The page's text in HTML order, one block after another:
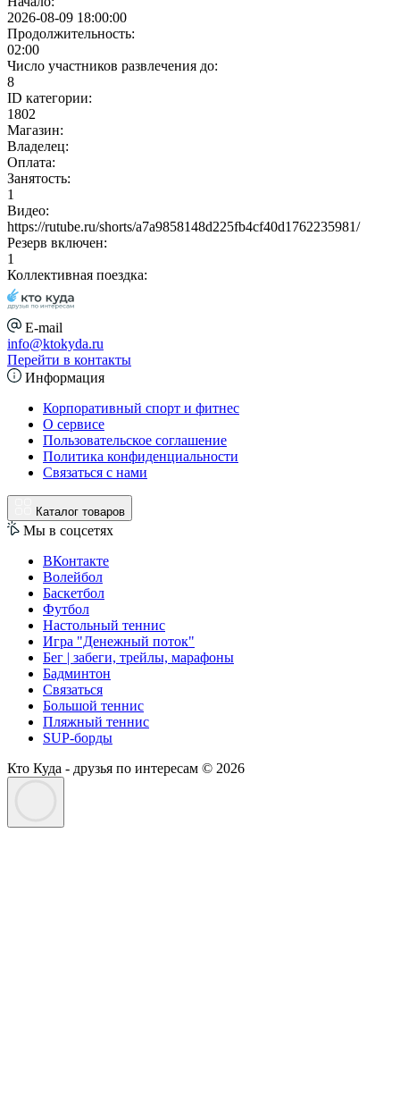
2026-08-09 18:00:00
Продолжительность:
02:00
Число участников развлечения до:
8
ID категории:
1802
Магазин:
Владелец:
Оплата:
Занятость:
1
Видео:
https://rutube.ru/shorts/a7a9858148d225fb4cf40d1762235981/
Резерв включен:
1
Коллективная поездка:
E-mail
info@ktokyda.ru
Перейти в контакты
Информация
Корпоративный спорт и фитнес
О сервисе
Пользовательское соглашение
Политика конфиденциальности
Связаться с нами
Каталог товаров
Мы в соцсетях
ВКонтакте
Волейбол
Баскетбол
Футбол
Настольный теннис
Игра "Денежный поток"
Бег | забеги, трейлы, марафоны
Бадминтон
Связаться
Большой теннис
Пляжный теннис
SUP-борды
Кто Куда - друзья по интересам © 2026